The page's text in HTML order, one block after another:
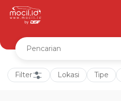
Filter Lokasi Tipe